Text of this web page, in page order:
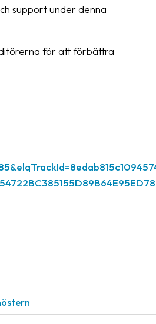
support under denna
för att förbättra